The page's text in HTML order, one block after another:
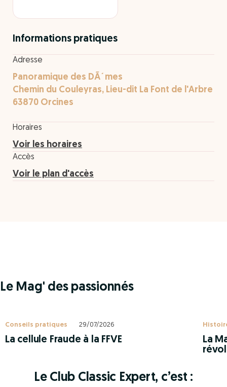
Informations pratiques
Adresse
Panoramique des DÃ´mes
Chemin du Couleyras, Lieu-dit La Font de l'Arbre
63870 Orcines
Horaires
Voir les horaires
Accès
Voir le plan d'accès
Le Mag' des passionnés
Conseils pratiques 29/07/2026
La cellule Fraude à la FFVE
La
Le Club Classic Expert, c’est :